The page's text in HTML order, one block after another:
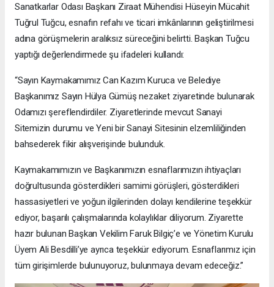
Sanatkarlar Odası Başkanı Ziraat Mühendisi Hüseyin Mücahit
Tuğrul Tuğcu, esnafın refahı ve ticari imkânlarının geliştirilmesi
adına görüşmelerin aralıksız süreceğini belirtti. Başkan Tuğcu
yaptığı değerlendirmede şu ifadeleri kullandı:
“Sayın Kaymakamımız Can Kazım Kuruca ve Belediye
Başkanımız Sayın Hülya Gümüş nezaket ziyaretinde bulunarak
Odamızı şereflendirdiler. Ziyaretlerinde mevcut Sanayi
Sitemizin durumu ve Yeni bir Sanayi Sitesinin elzemliliğinden
bahsederek fikir alışverişinde bulunduk.
Kaymakamımızın ve Başkanımızın esnaflarımızın ihtiyaçları
doğrultusunda gösterdikleri samimi görüşleri, gösterdikleri
hassasiyetleri ve yoğun ilgilerinden dolayı kendilerine teşekkür
ediyor, başarılı çalışmalarında kolaylıklar diliyorum. Ziyarette
hazır bulunan Başkan Vekilim Faruk Bilgiç’e ve Yönetim Kurulu
Üyem Ali Besdilli’ye ayrıca teşekkür ediyorum. Esnaflarımız için
tüm girişimlerde bulunuyoruz, bulunmaya devam edeceğiz.”